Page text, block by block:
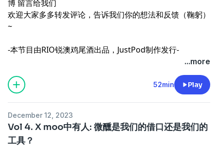
博 留言给我们
欢迎大家多多转发评论，告诉我们你的想法和反馈（鞠躬）
~
-本节目由RIO锐澳鸡尾酒出品，JustPod制作发行-
...more
52min Play
December 12, 2023
Vol 4. X moo中有人: 微醺是我们的借口还是我们的
工具？